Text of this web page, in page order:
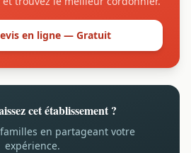
en ligne — Gratuit
cet établissement ?
en partageant votre
expérience.